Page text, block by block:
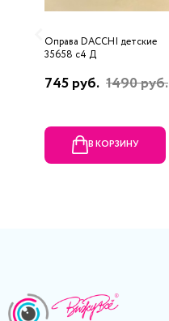
Оправа DACCHI детские
35658 c4 Д
745 руб. 1490 руб.
В КОРЗИНУ